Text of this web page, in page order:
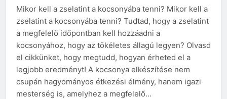
Mikor kell a zselatint a kocsonyába tenni? Mikor kell a
zselatint a kocsonyába tenni? Tudtad, hogy a zselatint
a megfelelő időpontban kell hozzáadni a
kocsonyához, hogy az tökéletes állagú legyen? Olvasd
el cikkünket, hogy megtudd, hogyan érheted el a
legjobb eredményt! A kocsonya elkészítése nem
csupán hagyományos étkezési élmény, hanem igazi
mesterség is, amelyhez a megfelelő…